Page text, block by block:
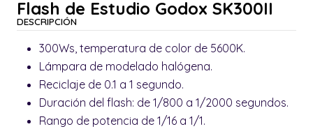
Flash de Estudio Godox SK300II
DESCRIPCIÓN
300Ws, temperatura de color de 5600K.
Lámpara de modelado halógena.
Reciclaje de 0.1 a 1 segundo.
Duración del flash: de 1/800 a 1/2000 segundos.
Rango de potencia de 1/16 a 1/1.